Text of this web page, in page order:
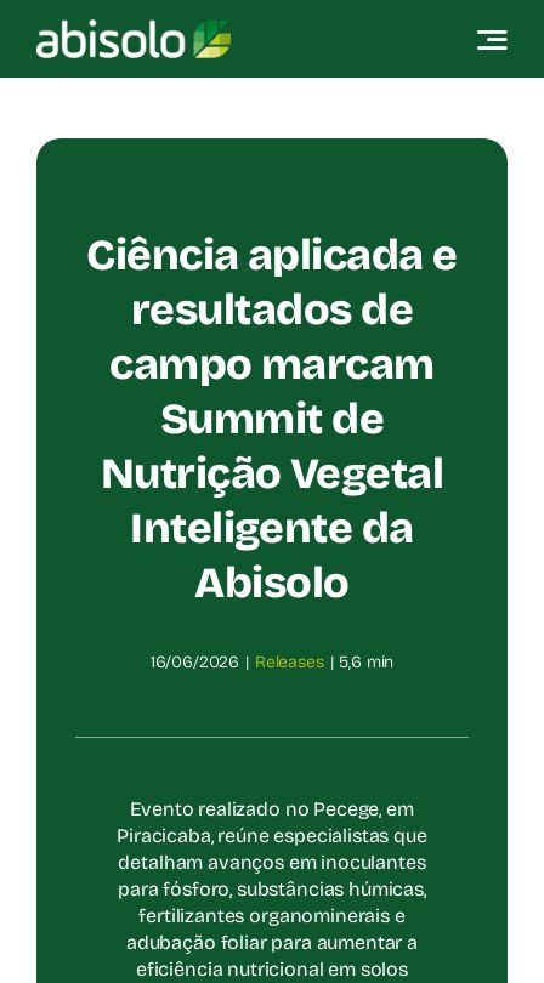
content
Ciência aplicada e
resultados de
campo marcam
Summit de
Nutrição Vegetal
Inteligente da
Abisolo
16/06/2026 | Releases | 5,6 min
Evento realizado no Pecege, em
Piracicaba, reúne especialistas que
detalham avanços em inoculantes
para fósforo, substâncias húmicas,
fertilizantes organominerais e
adubação foliar para aumentar a
eficiência nutricional em solos